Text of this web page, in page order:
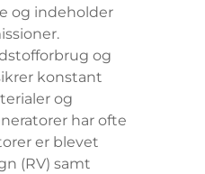
og indeholder
og
konstant
og
har ofte
er blevet
(RV) samt